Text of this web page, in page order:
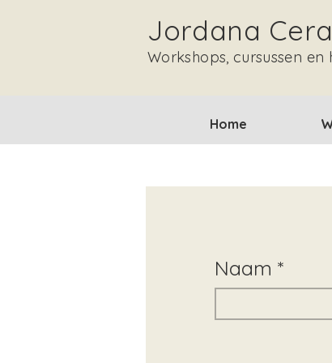
Jordana
Workshops, cursussen
Home
Naam